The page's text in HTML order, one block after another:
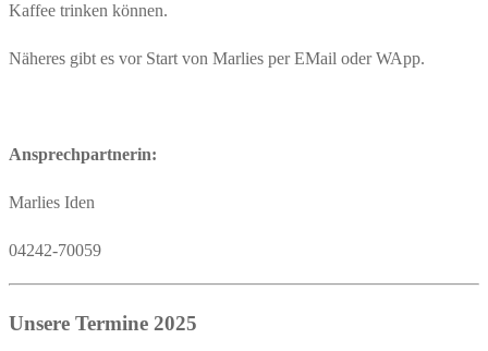
Kaffee trinken können.
Näheres gibt es vor Start von Marlies per EMail oder WApp.
Ansprechpartnerin:
Marlies Iden
04242-70059
Unsere Termine 2025